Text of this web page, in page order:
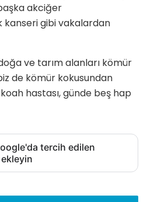
akciğer
kanseri gibi vakalardan
ve tarım alanları kömür
de kömür kokusundan
hastası, günde beş hap
tercih edilen